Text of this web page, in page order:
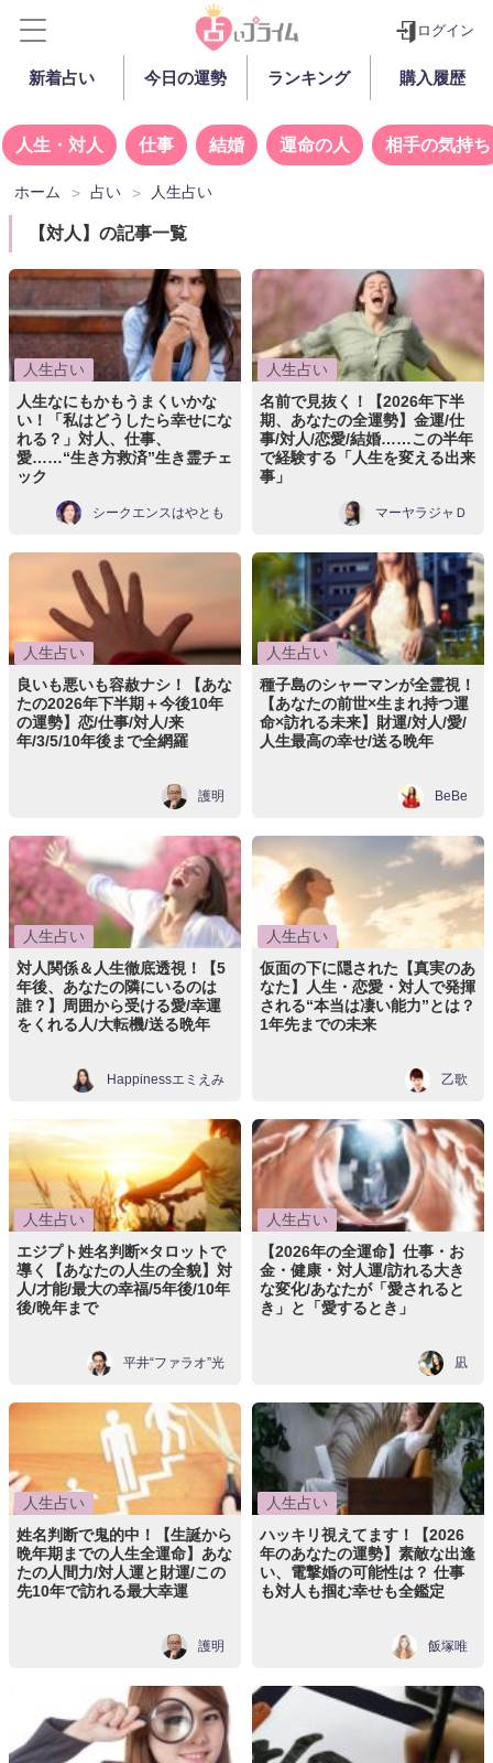
ログイン
新着占い 今日の運勢 ランキング 購入履歴
人生・対人 仕事 結婚 運命の人 相手の気持ち
ホーム 占い 人生占い
【対人】の記事一覧
人生占い
人生なにもかもうまくいかな
い！「私はどうしたら幸せにな
れる？」対人、仕事、
愛……“生き方救済”生き霊チェ
ック
シークエンスはやとも
人生占い
名前で見抜く！【2026年下半
期、あなたの全運勢】金運/仕
事/対人/恋愛/結婚……この半年
で経験する「人生を変える出来
事」
マーヤラジャＤ
人生占い
良いも悪いも容赦ナシ！【あな
たの2026年下半期＋今後10年
の運勢】恋/仕事/対人/来
年/3/5/10年後まで全網羅
護明
人生占い
種子島のシャーマンが全霊視！
【あなたの前世×生まれ持つ運
命×訪れる未来】財運/対人/愛/
人生最高の幸せ/送る晩年
BeBe
人生占い
対人関係＆人生徹底透視！【5
年後、あなたの隣にいるのは
誰？】周囲から受ける愛/幸運
をくれる人/大転機/送る晩年
Happinessエミえみ
人生占い
仮面の下に隠された【真実のあ
なた】人生・恋愛・対人で発揮
される“本当は凄い能力”とは？
1年先までの未来
乙歌
人生占い
エジプト姓名判断×タロットで
導く【あなたの人生の全貌】対
人/才能/最大の幸福/5年後/10年
後/晩年まで
平井“ファラオ”光
人生占い
【2026年の全運命】仕事・お
金・健康・対人運/訪れる大き
な変化/あなたが「愛されると
き」と「愛するとき」
凪
人生占い
姓名判断で鬼的中！【生誕から
晩年期までの人生全運命】あな
たの人間力/対人運と財運/この
先10年で訪れる最大幸運
護明
人生占い
ハッキリ視えてます！【2026
年のあなたの運勢】素敵な出逢
い、電撃婚の可能性は？ 仕事
も対人も掴む幸せも全鑑定
飯塚唯